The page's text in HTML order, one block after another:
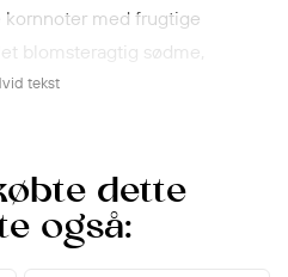
med frugtige
blomsteragtig sødme,
karakter med en varm,
på elegance, blødhed og
dybden fra traditionel
tekst
dette
også: